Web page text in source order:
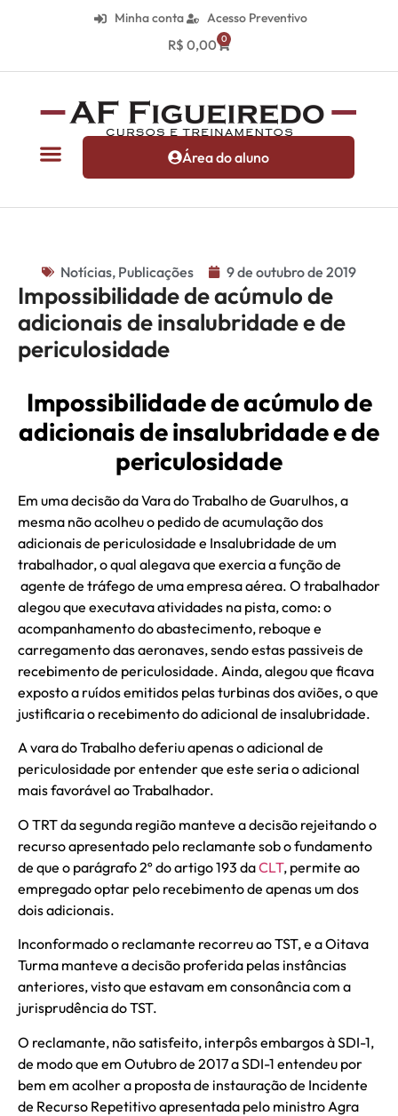
Minha conta Acesso Preventivo
R$ 0,00 0
Área do aluno
Notícias, Publicações 9 de outubro de 2019
Impossibilidade de acúmulo de
adicionais de insalubridade e de
periculosidade
Impossibilidade de acúmulo de
adicionais de insalubridade e de
periculosidade
Em uma decisão da Vara do Trabalho de Guarulhos, a
mesma não acolheu o pedido de acumulação dos
adicionais de periculosidade e Insalubridade de um
trabalhador, o qual alegava que exercia a função de
agente de tráfego de uma empresa aérea. O trabalhador
alegou que executava atividades na pista, como: o
acompanhamento do abastecimento, reboque e
carregamento das aeronaves, sendo estas passiveis de
recebimento de periculosidade. Ainda, alegou que ficava
exposto a ruídos emitidos pelas turbinas dos aviões, o que
justificaria o recebimento do adicional de insalubridade.
A vara do Trabalho deferiu apenas o adicional de
periculosidade por entender que este seria o adicional
mais favorável ao Trabalhador.
O TRT da segunda região manteve a decisão rejeitando o
recurso apresentado pelo reclamante sob o fundamento
de que o parágrafo 2º do artigo 193 daCLT, permite ao
empregado optar pelo recebimento de apenas um dos
dois adicionais.
Inconformado o reclamante recorreu ao TST, e a Oitava
Turma manteve a decisão proferida pelas instâncias
anteriores, visto que estavam em consonância com a
jurisprudência do TST.
O reclamante, não satisfeito, interpôs embargos à SDI-1,
de modo que em Outubro de 2017 a SDI-1 entendeu por
bem em acolher a proposta de instauração de Incidente
de Recurso Repetitivo apresentada pelo ministro Agra